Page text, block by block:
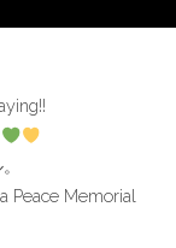
Peace Memorial